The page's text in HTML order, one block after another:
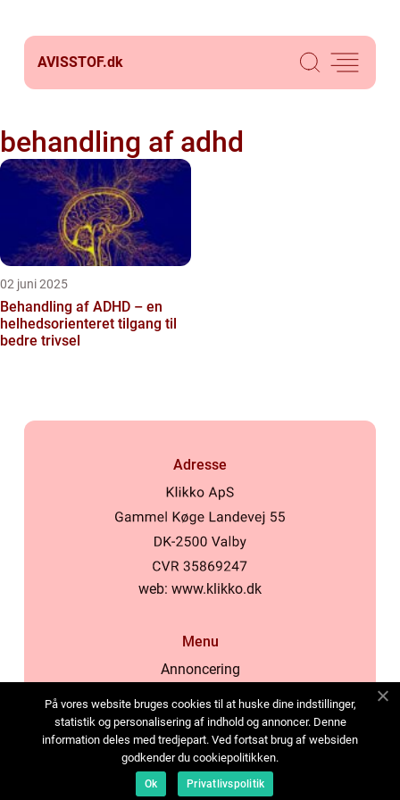
AVISSTOF.dk
behandling af adhd
02 juni 2025
Behandling af ADHD – en
helhedsorienteret tilgang til
bedre trivsel
Adresse
web: www.klikko.dk
Menu
Annoncering
Cookies
Kontakt os
Sitemap
På vores website bruges cookies til at huske dine indstillinger,
statistik og personalisering af indhold og annoncer. Denne
information deles med tredjepart. Ved fortsat brug af websiden
godkender du cookiepolitikken.
Ok Privatlivspolitik